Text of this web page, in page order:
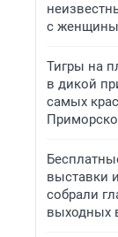
с
Тигры на
в дикой
самых
выставки
собрали
выходных